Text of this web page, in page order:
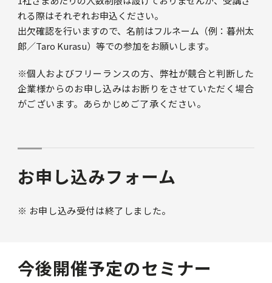
れる際はそれぞれお申込ください。
出欠確認を行いますので、名前はフルネーム（例：暮州太
郎／Taro Kurasu）等での参加をお願いします。
※個人およびフリーランスの方、弊社が競合と判断した
企業様からのお申し込みはお断りをさせていただく場合
がございます。あらかじめご了承ください。
お申し込みフォーム
※ お申し込み受付は終了しました。
今後開催予定のセミナー